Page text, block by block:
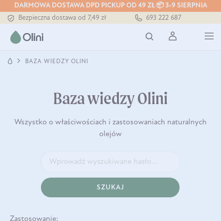
DARMOWA DOSTAWA DPD PICKUP OD 49 ZŁ 📦 3-9 SIERPNIA
Bezpieczna dostawa od 7,49 zł
Darmowa dostawa od 199 zł
Tłoczony zawsze na zimno
693 222 687
BAZA WIEDZY OLINI
Baza wiedzy Olini
Wszystko o właściwościach i zastosowaniach naturalnych
olejów
SZUKAJ
Zastosowanie: